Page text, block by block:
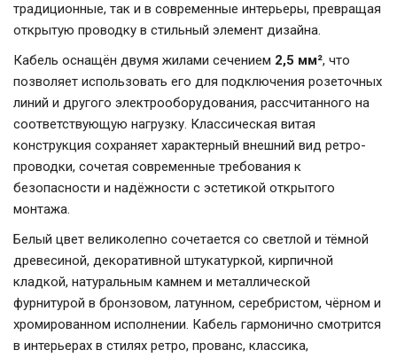
традиционные, так и в современные интерьеры, превращая
открытую проводку в стильный элемент дизайна.
Кабель оснащён двумя жилами сечением 2,5 мм², что
позволяет использовать его для подключения розеточных
линий и другого электрооборудования, рассчитанного на
соответствующую нагрузку. Классическая витая
конструкция сохраняет характерный внешний вид ретро-
проводки, сочетая современные требования к
безопасности и надёжности с эстетикой открытого
монтажа.
Белый цвет великолепно сочетается со светлой и тёмной
древесиной, декоративной штукатуркой, кирпичной
кладкой, натуральным камнем и металлической
фурнитурой в бронзовом, латунном, серебристом, чёрном и
хромированном исполнении. Кабель гармонично смотрится
в интерьерах в стилях ретро, прованс, классика,